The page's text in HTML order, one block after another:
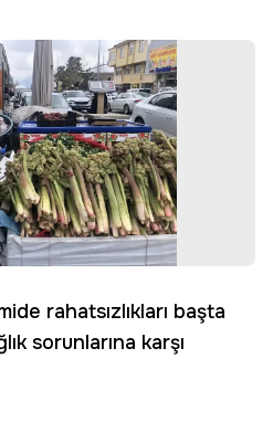
rahatsızlıkları başta
sorunlarına karşı